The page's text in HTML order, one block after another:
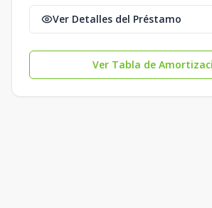
Ver Detalles del Préstamo
Ver Tabla de